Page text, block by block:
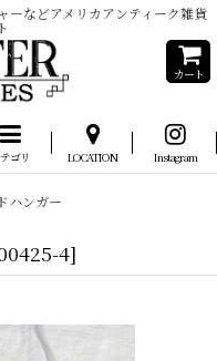
ーなどアメリカアンティーク雑貨
カート
ゴリ LOCATION Instagram
ハンガー
4]